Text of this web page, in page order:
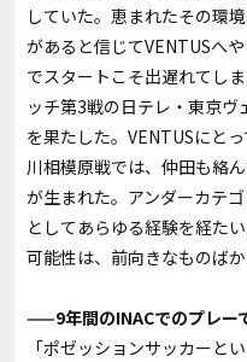
していた。恵まれたその環
があると信じてVENTUSへ
でスタートこそ出遅れてし
ッチ第3戦の日テレ・東京
を果たした。VENTUSにと
川相模原戦では、仲田も絡
が生まれた。アンダーカテ
としてあらゆる経験を経た
可能性は、前向きなものばかり
——9年間のINACでのプレー
「ポゼッションサッカーと